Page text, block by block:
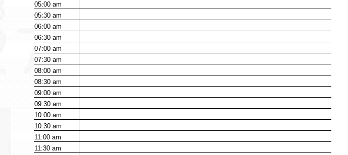
05:00am
05:30am
06:00am
06:30am
07:00am
07:30am
08:00am
08:30am
09:00am
09:30am
10:00am
10:30am
11:00am
11:30am